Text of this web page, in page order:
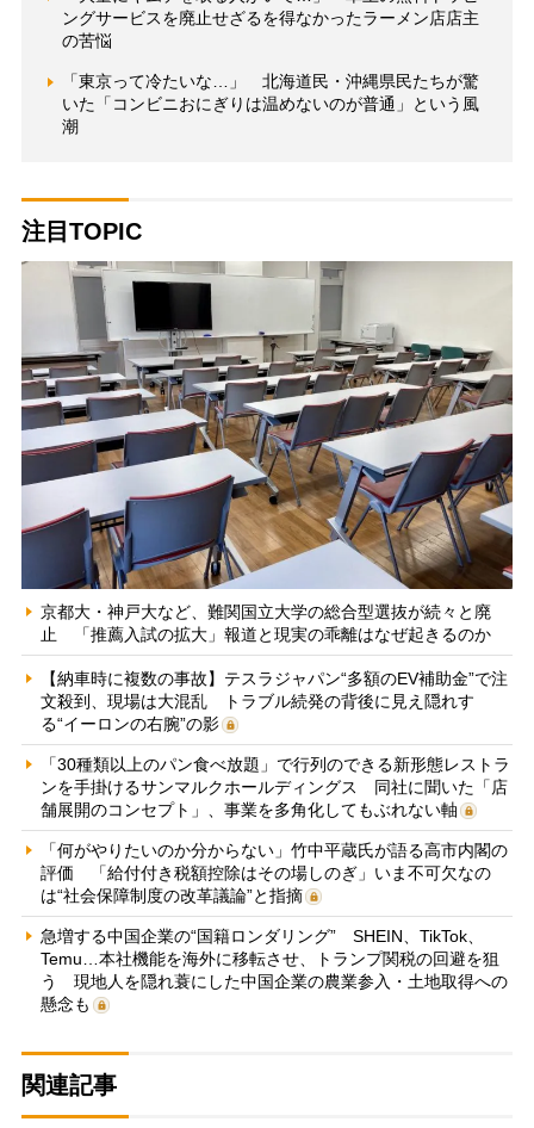
ングサービスを廃止せざるを得なかったラーメン店店主
の苦悩
「東京って冷たいな…」 北海道民・沖縄県民たちが驚
いた「コンビニおにぎりは温めないのが普通」という風
潮
注目TOPIC
京都大・神戸大など、難関国立大学の総合型選抜が続々と廃
止 「推薦入試の拡大」報道と現実の乖離はなぜ起きるのか
【納車時に複数の事故】テスラジャパン“多額のEV補助金”で注
文殺到、現場は大混乱 トラブル続発の背後に見え隠れす
る“イーロンの右腕”の影
「30種類以上のパン食べ放題」で行列のできる新形態レストラ
ンを手掛けるサンマルクホールディングス 同社に聞いた「店
舗展開のコンセプト」、事業を多角化してもぶれない軸
「何がやりたいのか分からない」竹中平蔵氏が語る高市内閣の
評価 「給付付き税額控除はその場しのぎ」いま不可欠なの
は“社会保障制度の改革議論”と指摘
急増する中国企業の“国籍ロンダリング” SHEIN、TikTok、
Temu…本社機能を海外に移転させ、トランプ関税の回避を狙
う 現地人を隠れ蓑にした中国企業の農業参入・土地取得への
懸念も
関連記事